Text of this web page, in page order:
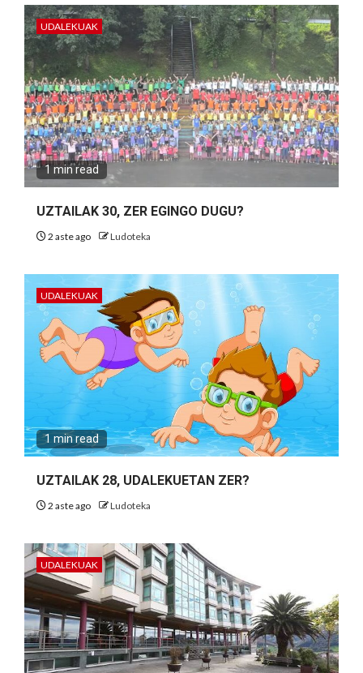
UDALEKUAK
1 min read
UZTAILAK 30, ZER EGINGO DUGU?
2 aste ago Ludoteka
UDALEKUAK
1 min read
UZTAILAK 28, UDALEKUETAN ZER?
2 aste ago Ludoteka
UDALEKUAK